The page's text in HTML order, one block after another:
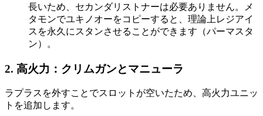
長いため、セカンダリストナーは必要ありません。メ
タモンでユキノオーをコピーすると、理論上レジアイ
スを永久にスタンさせることができます（パーマスタ
ン）。
2. 高火力：クリムガンとマニューラ
ラプラスを外すことでスロットが空いたため、高火力ユニッ
トを追加します。